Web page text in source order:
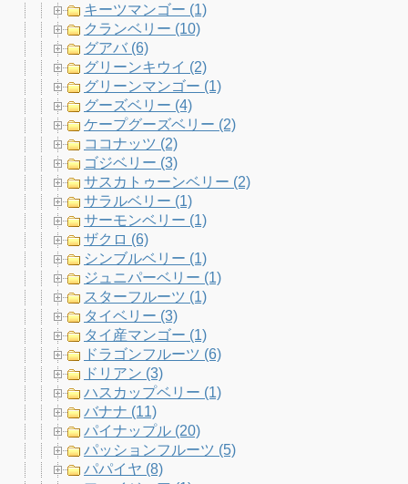
キーツマンゴー (1)
クランベリー (10)
グアバ (6)
グリーンキウイ (2)
グリーンマンゴー (1)
グーズベリー (4)
ケープグーズベリー (2)
ココナッツ (2)
ゴジベリー (3)
サスカトゥーンベリー (2)
サラルベリー (1)
サーモンベリー (1)
ザクロ (6)
シンブルベリー (1)
ジュニパーベリー (1)
スターフルーツ (1)
タイベリー (3)
タイ産マンゴー (1)
ドラゴンフルーツ (6)
ドリアン (3)
ハスカップベリー (1)
バナナ (11)
パイナップル (20)
パッションフルーツ (5)
パパイヤ (8)